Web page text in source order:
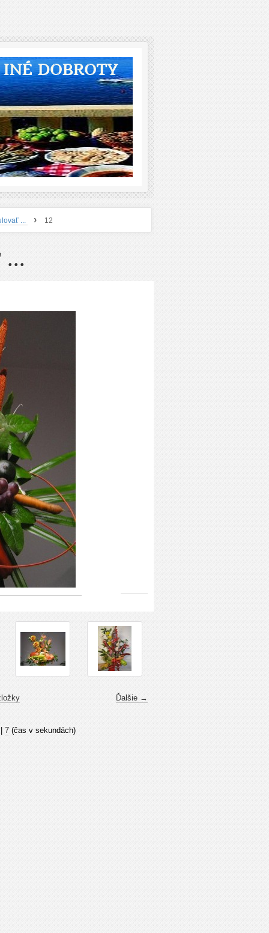
DOBROTY
... › 12
...
Ďalšie →
7 (čas v sekundách)